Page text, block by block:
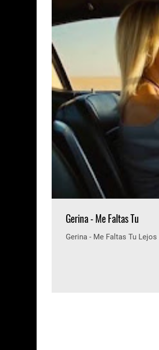
Gerina - Me Faltas Tu
Gerina - Me Faltas Tu